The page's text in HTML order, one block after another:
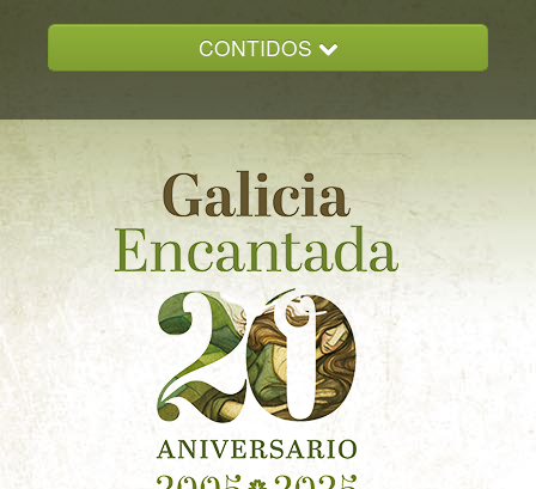
CONTIDOS
GALICIA ENCANTADA
DOCUMENTACION
NOVAS
CONTACTO